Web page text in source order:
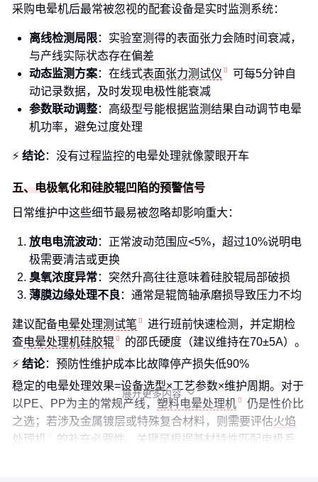
采购电晕机后最常被忽视的配套设备是实时监测系统：
离线检测局限：实验室测得的表面张力会随时间衰减，
与产线实际状态存在偏差
动态监测方案：在线式表面张力测试仪
可每5分钟自
动记录数据，及时发现电极性能衰减
参数联动调整：高级型号能根据监测结果自动调节电晕
机功率，避免过度处理
⚡ 结论：没有过程监控的电晕处理就像蒙眼开车
五、电极氧化和硅胶辊凹陷的预警信号
日常维护中这些细节最易被忽略却影响重大：
放电电流波动：正常波动范围应<5%，超过10%说明电
极需要清洁或更换
臭氧浓度异常：突然升高往往意味着硅胶辊局部破损
薄膜边缘处理不良 ：通常是辊筒轴承磨损导致压力不均
建议配备电晕处理测试笔
进行班前快速检测，并定期检
查电晕处理机硅胶辊
的邵氏硬度（建议维持在70±5A）。
⚡ 结论：预防性维护成本比故障停产损失低90%
稳定的电晕处理效果=设备选型×工艺参数×维护周期。对于
以PE、PP为主的常规产线， 塑料电晕处理机
仍是性价比
之选；若涉及金属镀层或特殊复合材料，则需要评估火焰
处理机
的补充必要性。关键是根据基材特性匹配电极系
展开更多内容 